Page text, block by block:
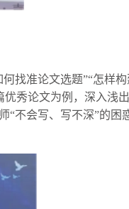
找准论文选题”“怎样
秀论文为例，深入浅
“不会写、写不深”的困